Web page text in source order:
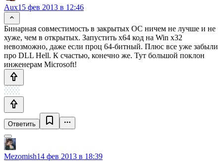
Aux15 фев 2013 в 12:46
Бинарная совместимость в закрытых ОС ничем не лучше и не
хуже, чем в открытых. Запустить x64 код на Win x32
невозможно, даже если проц 64-битный. Плюс все уже забыли
про DLL Hell. К счастью, конечно же. Тут большой поклон
инженерам Microsoft!
Ответить
Mezomish14 фев 2013 в 18:39